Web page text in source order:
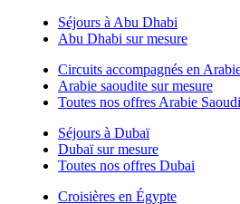
Séjours à Abu Dhabi
Abu Dhabi sur mesure
Circuits accompagnés en
Arabie saoudite sur mesure
Toutes nos offres Arabie
Séjours à Dubaï
Dubaï sur mesure
Toutes nos offres Dubai
Croisières en Égypte